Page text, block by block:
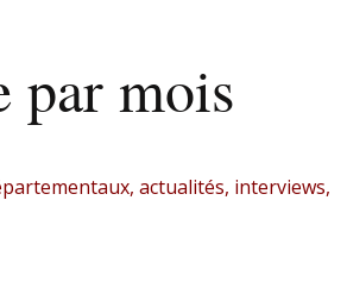
par mois
actualités, interviews,